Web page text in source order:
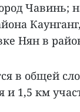
Нян в
в общей
и 1,5 км